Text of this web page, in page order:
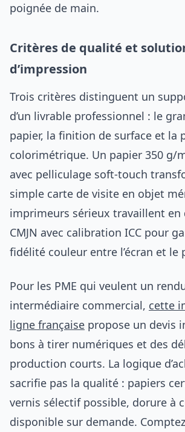
poignée de main.
Critères de qualité et
d’impression
Trois critères distinguent un
d’un livrable professionnel : le
papier, la finition de surface et la
colorimétrique. Un papier 350 g/
avec pelliculage soft-touch
simple carte de visite en objet
imprimeurs sérieux travaillent
CMJN avec calibration ICC pour
fidélité couleur entre l’écran et le
Pour les PME qui veulent un
intermédiaire commercial, cette
ligne française propose un devis
bons à tirer numériques et des
production courts. La logique
sacrifie pas la qualité : papiers
vernis sélectif possible, dorure à
disponible sur demande.